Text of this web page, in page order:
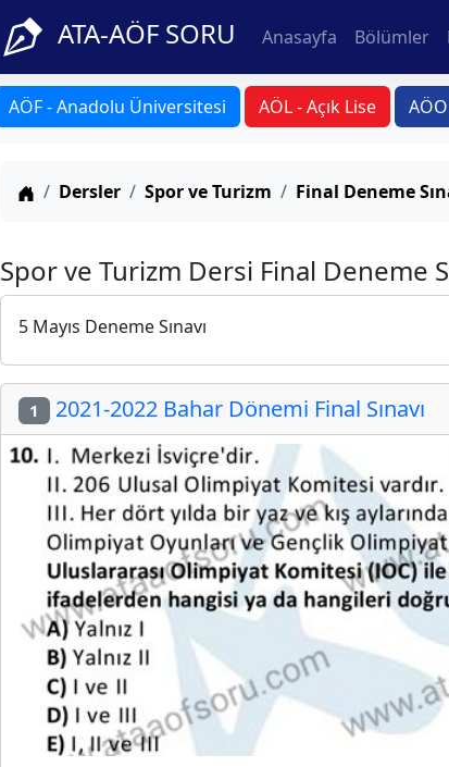
ATA-AÖF SORU Anasayfa Bölümler
AÖF - Anadolu Üniversitesi AÖL - Açık Lise
Anasayfa
Dersler Spor ve Turizm Final Deneme
Spor ve Turizm Dersi Final Deneme
5 Mayıs Deneme Sınavı
1 2021-2022 Bahar Dönemi Final Sınavı